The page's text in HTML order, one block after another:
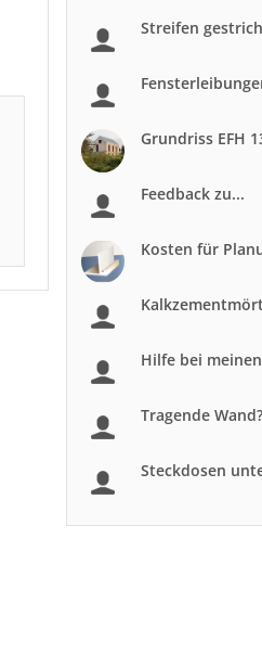
Streifen
Grundriss EFH
Feedback zu...
Kosten für
Hilfe bei
Tragende Wand?
Steckdosen